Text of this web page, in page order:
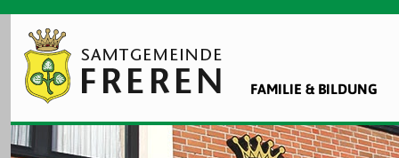
FAMILIE & BILDUNG